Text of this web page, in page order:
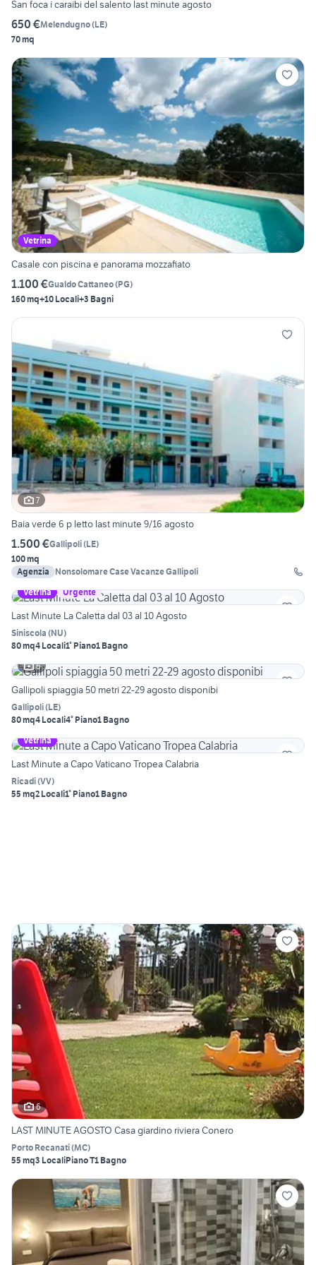
San foca i caraibi del salento last minute agosto
650 €Melendugno(LE)
70 mq
Vetrina
Casale con piscina e panorama mozzafiato
1.100 €Gualdo Cattaneo(PG)
160 mq+10 Locali+3 Bagni
7
Baia verde 6 p letto last minute 9/16 agosto
1.500 €Gallipoli(LE)
100 mq
Agenzia
Nonsolomare Case Vacanze Gallipoli
Vetrina
Urgente
Last Minute La Caletta dal 03 al 10 Agosto
Siniscola (NU)
80 mq4 Locali1° Piano1 Bagno
6
Gallipoli spiaggia 50 metri 22-29 agosto disponibi
Gallipoli(LE)
80 mq4 Locali4° Piano1 Bagno
Vetrina
Last Minute a Capo Vaticano Tropea Calabria
Ricadi(VV)
55 mq2 Locali1° Piano1 Bagno
6
LAST MINUTE AGOSTO Casa giardino riviera Conero
Porto Recanati(MC)
55 mq3 LocaliPiano T1 Bagno